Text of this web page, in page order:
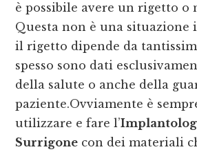
è possibile avere un rigetto o
Questa non è una situazione
il rigetto dipende da
spesso sono dati
della salute o anche della
paziente.Ovviamente è
utilizzare e fare l’
Surrigone con dei materiali